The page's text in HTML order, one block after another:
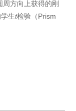
方向上获得的刚
生t检验（Prism